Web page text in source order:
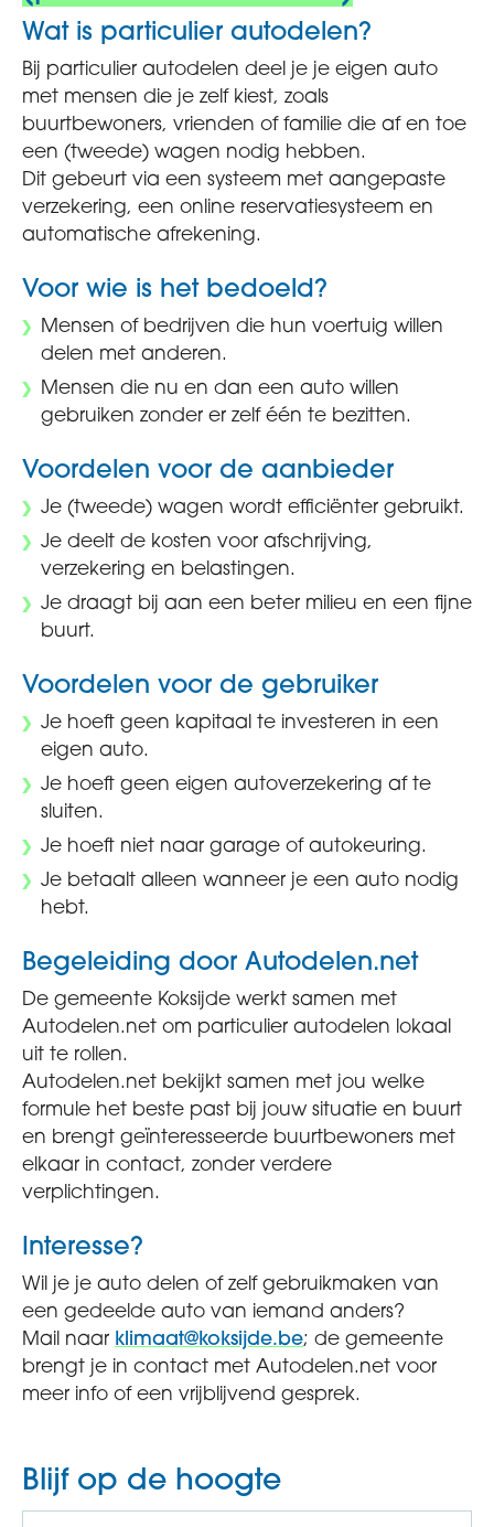
Wat is particulier autodelen?
Bij particulier autodelen deel je je eigen auto
met mensen die je zelf kiest, zoals
buurtbewoners, vrienden of familie die af en toe
een (tweede) wagen nodig hebben.
Dit gebeurt via een systeem met aangepaste
verzekering, een online reservatiesysteem en
automatische afrekening.
Voor wie is het bedoeld?
Mensen of bedrijven die hun voertuig willen
delen met anderen.
Mensen die nu en dan een auto willen
gebruiken zonder er zelf één te bezitten.
Voordelen voor de aanbieder
Je (tweede) wagen wordt efficiënter gebruikt.
Je deelt de kosten voor afschrijving,
verzekering en belastingen.
Je draagt bij aan een beter milieu en een fijne
buurt.
Voordelen voor de gebruiker
Je hoeft geen kapitaal te investeren in een
eigen auto.
Je hoeft geen eigen autoverzekering af te
sluiten.
Je hoeft niet naar garage of autokeuring.
Je betaalt alleen wanneer je een auto nodig
hebt.
Begeleiding door Autodelen.net
De gemeente Koksijde werkt samen met
Autodelen.net om particulier autodelen lokaal
uit te rollen.
Autodelen.net bekijkt samen met jou welke
formule het beste past bij jouw situatie en buurt
en brengt geïnteresseerde buurtbewoners met
elkaar in contact, zonder verdere
verplichtingen.
Interesse?
Wil je je auto delen of zelf gebruikmaken van
een gedeelde auto van iemand anders?
Mail naar klimaat@koksijde.be; de gemeente
brengt je in contact met Autodelen.net voor
meer info of een vrijblijvend gesprek.
Blijf op de hoogte